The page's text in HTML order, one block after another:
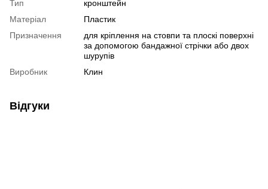
Тип
кронштейн
Матеріал
Пластик
Призначення
для кріплення на стовпи та плоскі поверхні
за допомогою бандажної стрічки або двох
шурупів
Виробник
Клин
Відгуки